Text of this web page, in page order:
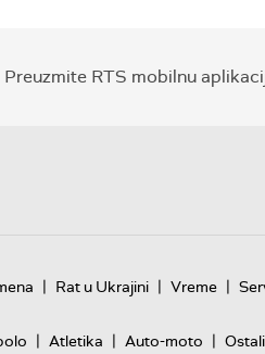
Preuzmite RTS mobilnu
| Rat u Ukrajini | Vreme |
| Atletika | Auto-moto |